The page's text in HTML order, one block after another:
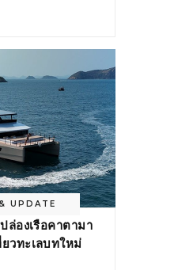
UPDATE
ล่องเรือคาตามา
วทะเลบทใหม่